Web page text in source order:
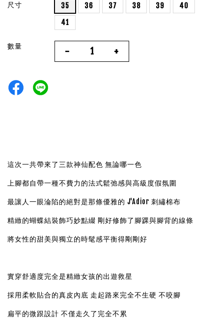
尺寸 35 36 37 38 39
40
41
數量 - +
這次一共帶來了三款神仙配色 無論哪一色
上腳都自帶一種不費力的法式鬆弛感與高級度假氛圍
最讓人一眼淪陷的絕對是那條優雅的 J'Adior 刺繡棉布
精緻的蝴蝶結裝飾巧妙點綴 剛好修飾了腳踝與腳背的線條
將女性的甜美與獨立的時髦感平衡得剛剛好
實穿舒適度完全是精緻女孩的出遊救星
採用柔軟貼合的真皮內底 走起路來完全不生硬 不咬腳
扁平的微跟設計 不僅走久了完全不累